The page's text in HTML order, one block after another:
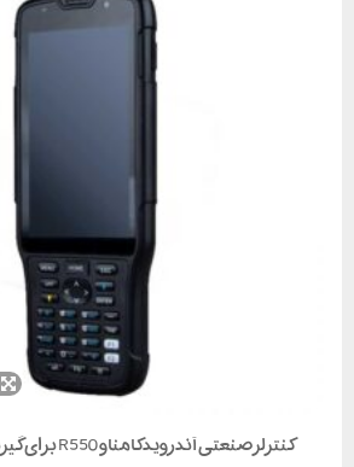
کنترلر صنعتی آندرویدکامناو R550 برای گیرنده مولتی فرکانس